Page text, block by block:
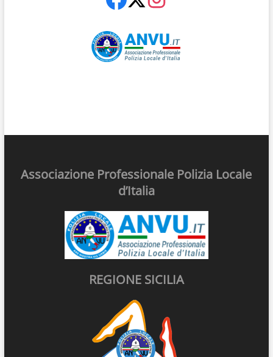
Associazione Professionale Polizia Locale
d’Italia
REGIONE SICILIA